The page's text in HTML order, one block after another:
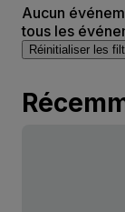
Aucun
tous les
Réinitialiser les